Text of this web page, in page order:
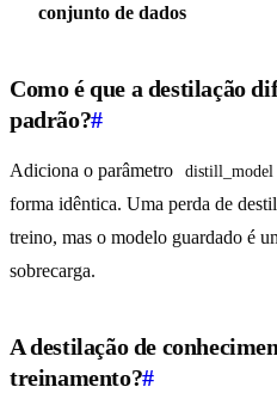
conjunto de dados
Como é que a destilação
padrão?#
Adiciona o parâmetro distill_model
forma idêntica. Uma perda de
treino, mas o modelo guardado é
sobrecarga.
A destilação de
treinamento?#